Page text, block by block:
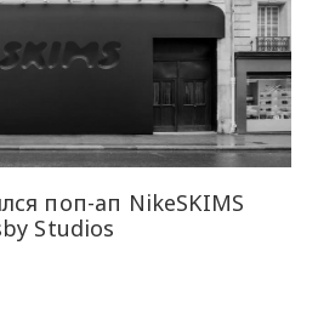
поп-ап NikeSKIMS
Studios